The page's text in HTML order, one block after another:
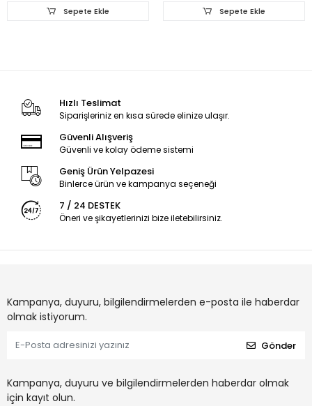
Sepete Ekle Sepete Ekle
Hızlı Teslimat
Siparişleriniz en kısa sürede elinize ulaşır.
Güvenli Alışveriş
Güvenli ve kolay ödeme sistemi
Geniş Ürün Yelpazesi
Binlerce ürün ve kampanya seçeneği
7 / 24 DESTEK
Öneri ve şikayetlerinizi bize iletebilirsiniz.
Kampanya, duyuru, bilgilendirmelerden e-posta ile haberdar
olmak istiyorum.
Gönder
Kampanya, duyuru ve bilgilendirmelerden haberdar olmak
için kayıt olun.